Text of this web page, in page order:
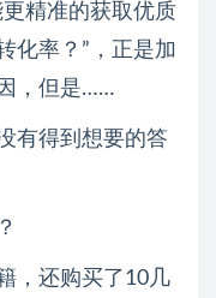
精准的获取优质
化率？”，正是加
，但是……
有得到想要的答
，还购买了10几